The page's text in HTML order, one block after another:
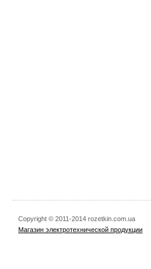
Copyright © 2011-2014 rozetkin.com.ua
Магазин электротехнической продукции